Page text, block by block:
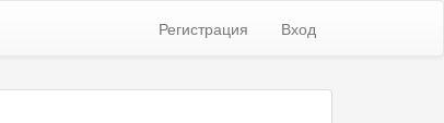
Регистрация Вход